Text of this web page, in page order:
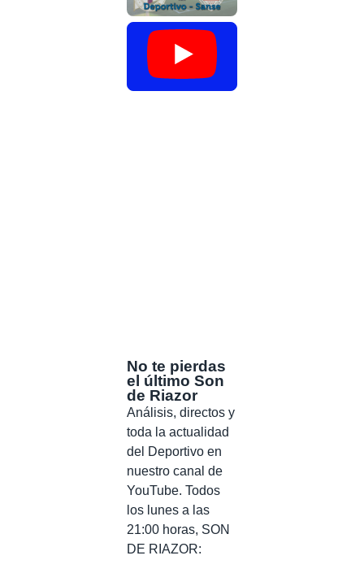
No te pierdas
el último Son
de Riazor
Análisis, directos y
toda la actualidad
del Deportivo en
nuestro canal de
YouTube. Todos
los lunes a las
21:00 horas, SON
DE RIAZOR: